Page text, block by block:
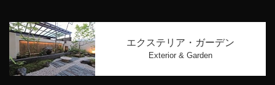
エクステリア・ガーデン
Exterior & Garden